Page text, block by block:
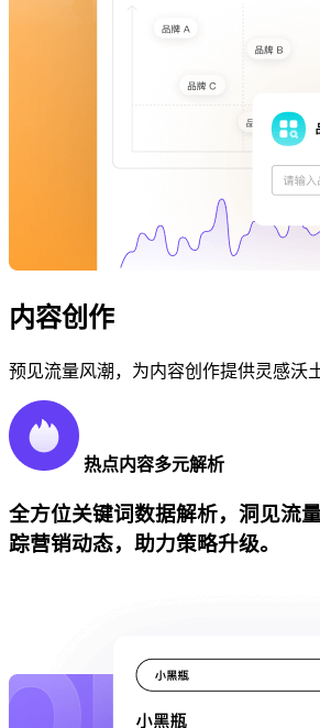
内容创作
预见流量风潮，为内容创作提供灵感沃
热点内容多元解析
全方位关键词数据解析，洞见流
踪营销动态，助力策略升级。